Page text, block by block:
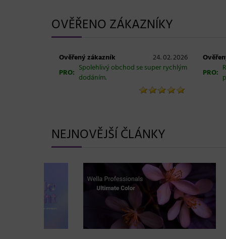
OVĚŘENO ZÁKAZNÍKY
Ověřený zákazník
24. 02. 2026
PRO: Spolehlivý obchod se super rychlým
dodáním.
PRO:
NEJNOVĚJŠÍ ČLÁNKY